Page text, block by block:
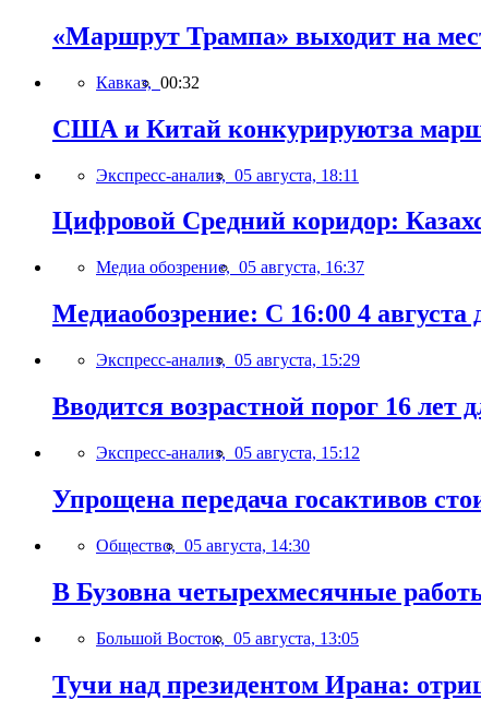
«Маршрут Трампа» выходит на
Кавказ, 00:32
США и Китай конкурируютза
Экспресс-анализ, 05 августа, 18:11
Цифровой Средний коридор:
Медиа обозрение, 05 августа, 16:37
Медиаобозрение: С 16:00 4 августа
Экспресс-анализ, 05 августа, 15:29
Вводится возрастной порог 16 лет
Экспресс-анализ, 05 августа, 15:12
Упрощена передача госактивов
Общество, 05 августа, 14:30
В Бузовна четырехмесячные
Большой Восток, 05 августа, 13:05
Тучи над президентом Ирана: